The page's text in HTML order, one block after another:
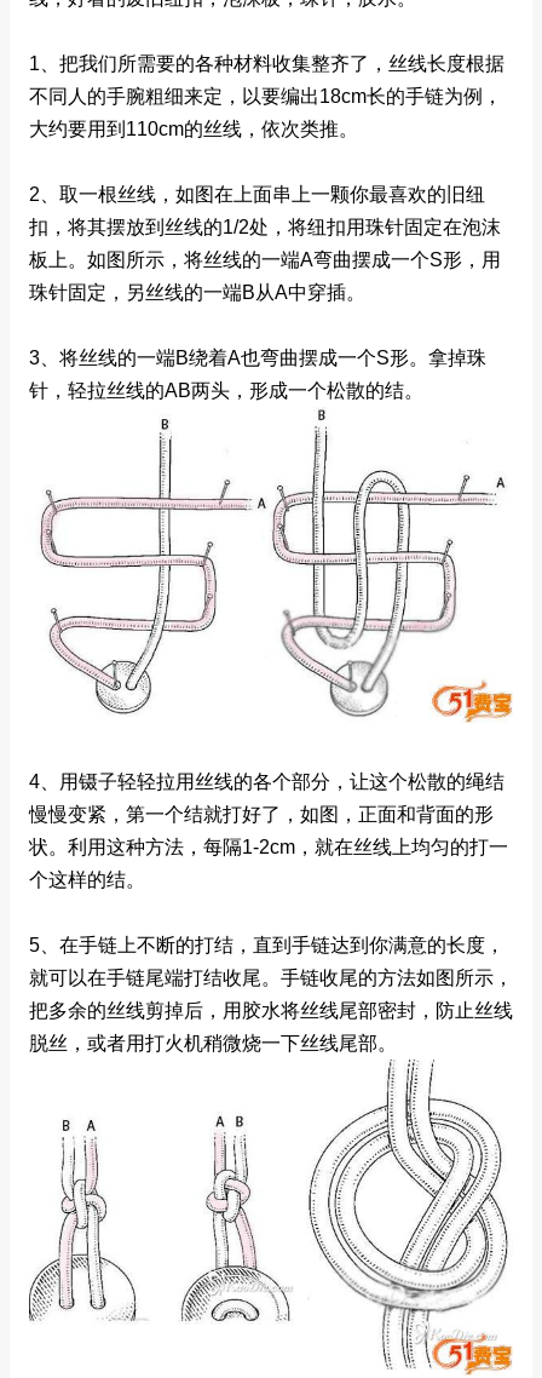
1、把我们所需要的各种材料收集整齐了，丝线长度根据
不同人的手腕粗细来定，以要编出18cm长的手链为例，
大约要用到110cm的丝线，依次类推。
2、取一根丝线，如图在上面串上一颗你最喜欢的旧纽
扣，将其摆放到丝线的1/2处，将纽扣用珠针固定在泡沫
板上。如图所示，将丝线的一端A弯曲摆成一个S形，用
珠针固定，另丝线的一端B从A中穿插。
3、将丝线的一端B绕着A也弯曲摆成一个S形。拿掉珠
针，轻拉丝线的AB两头，形成一个松散的结。
4、用镊子轻轻拉用丝线的各个部分，让这个松散的绳结
慢慢变紧，第一个结就打好了，如图，正面和背面的形
状。利用这种方法，每隔1-2cm，就在丝线上均匀的打一
个这样的结。
5、在手链上不断的打结，直到手链达到你满意的长度，
就可以在手链尾端打结收尾。手链收尾的方法如图所示，
把多余的丝线剪掉后，用胶水将丝线尾部密封，防止丝线
脱丝，或者用打火机稍微烧一下丝线尾部。